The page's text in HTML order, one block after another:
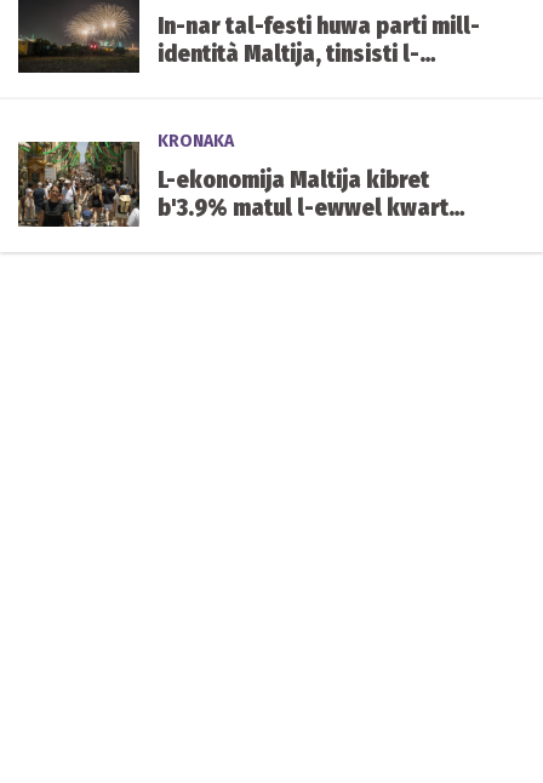
In-nar tal-festi huwa parti mill-
identità Maltija, tinsisti l-
KRONAKA
L-ekonomija Maltija kibret
b'3.9% matul l-ewwel kwart